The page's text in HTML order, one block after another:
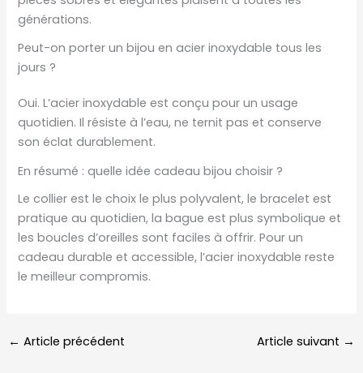
générations.
Peut-on porter un bijou en acier inoxydable tous les
jours ?
Oui. L’acier inoxydable est conçu pour un usage
quotidien. Il résiste à l’eau, ne ternit pas et conserve
son éclat durablement.
En résumé : quelle idée cadeau bijou choisir ?
Le collier est le choix le plus polyvalent, le bracelet est
pratique au quotidien, la bague est plus symbolique et
les boucles d’oreilles sont faciles à offrir. Pour un
cadeau durable et accessible, l’acier inoxydable reste
le meilleur compromis.
← Article précédent Article suivant →